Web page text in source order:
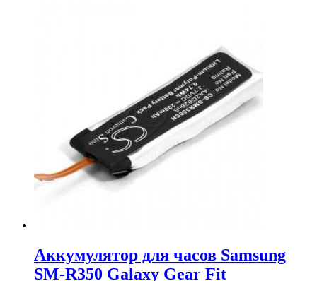
Аккумулятор для часов Samsung
SM-R350 Galaxy Gear Fit